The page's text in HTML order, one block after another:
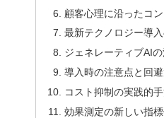
顧客心理に沿ったコ
最新テクノロジー導
ジェネレーティブAI
導入時の注意点と回
コスト抑制の実践的
効果測定の新しい指